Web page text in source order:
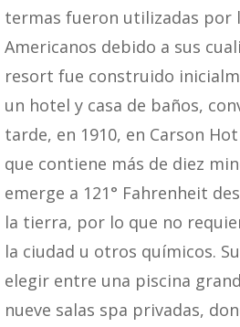
termas fueron utilizadas por
Americanos debido a sus
resort fue construido
un hotel y casa de baños,
tarde, en 1910, en Carson
que contiene más de diez
emerge a 121° Fahrenheit
la tierra, por lo que no
la ciudad u otros químicos.
elegir entre una piscina
nueve salas spa privadas,